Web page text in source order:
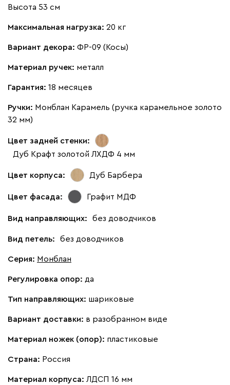
Высота 53 см
Максимальная нагрузка: 20 кг
Вариант декора: ФР-09 (Косы)
Материал ручек: металл
Гарантия: 18 месяцев
Ручки: Монблан Карамель (ручка карамельное золото
32 мм)
Цвет задней стенки:
Дуб Крафт золотой ЛХДФ 4 мм
Цвет корпуса: Дуб Барбера
Цвет фасада: Графит МДФ
Вид направляющих: без доводчиков
Вид петель: без доводчиков
Серия: Монблан
Регулировка опор: да
Тип направляющих: шариковые
Вариант доставки: в разобранном виде
Материал ножек (опор): пластиковые
Страна: Россия
Материал корпуса: ЛДСП 16 мм